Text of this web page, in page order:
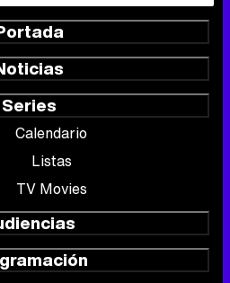
Series
Calendario
Listas
TV Movies